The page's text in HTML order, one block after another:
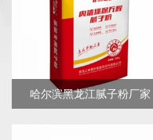
哈尔滨黑龙江腻子粉厂家